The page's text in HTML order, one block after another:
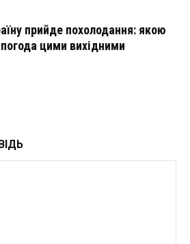
прийде похолодання: якою
цими вихідними